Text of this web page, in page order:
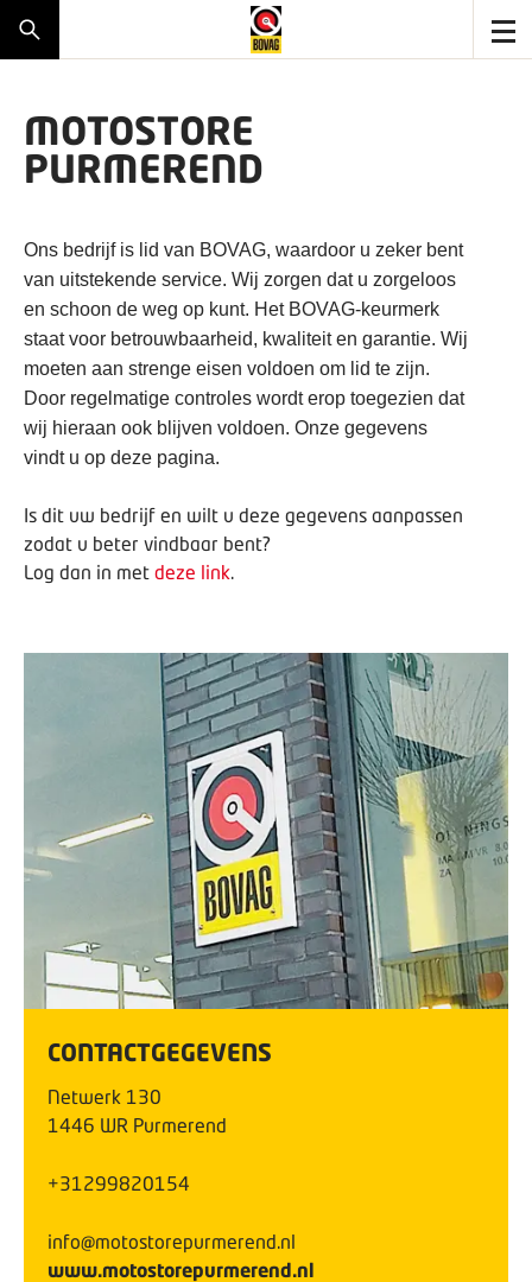
MOTOSTORE
PURMEREND
Ons bedrijf is lid van BOVAG, waardoor u zeker bent
van uitstekende service. Wij zorgen dat u zorgeloos
en schoon de weg op kunt. Het BOVAG-keurmerk
staat voor betrouwbaarheid, kwaliteit en garantie. Wij
moeten aan strenge eisen voldoen om lid te zijn.
Door regelmatige controles wordt erop toegezien dat
wij hieraan ook blijven voldoen. Onze gegevens
vindt u op deze pagina.
Is dit uw bedrijf en wilt u deze gegevens aanpassen
zodat u beter vindbaar bent?
Log dan in met deze link.
CONTACTGEGEVENS
Netwerk 130
1446 WR Purmerend
+31299820154
info@motostorepurmerend.nl
www.motostorepurmerend.nl